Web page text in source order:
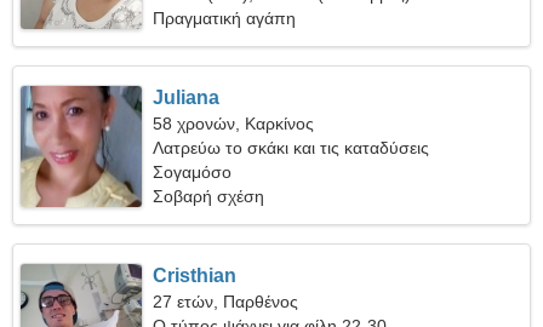
Πραγματική αγάπη
Juliana
58 χρονών, Καρκίνος
Λατρεύω το σκάκι και τις καταδύσεις
Σογαμόσο
Σοβαρή σχέση
Cristhian
27 ετών, Παρθένος